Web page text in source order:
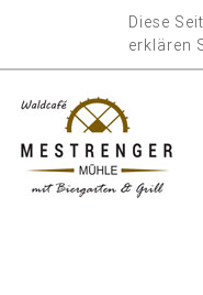
Diese
erklären